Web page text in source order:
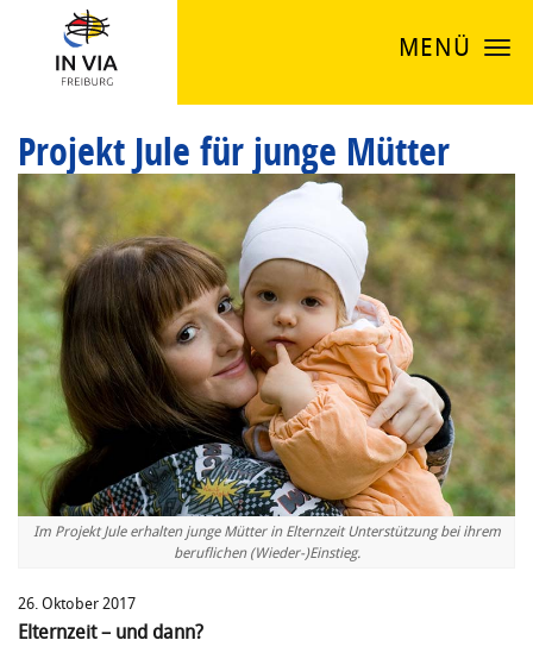
MENÜ
Projekt Jule für junge Mütter
Im Projekt Jule erhalten junge Mütter in Elternzeit Unterstützung bei ihrem
beruflichen (Wieder-)Einstieg.
26. Oktober 2017
Elternzeit – und dann?